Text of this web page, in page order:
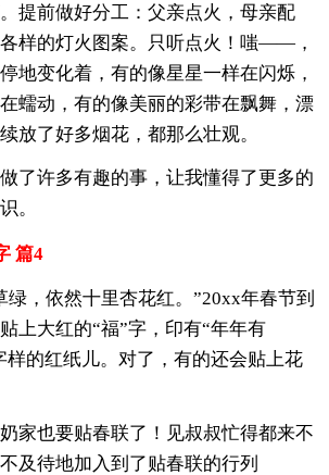
提前做好分工：父亲点火，母亲配
样的灯火图案。只听点火！嗤——，
地变化着，有的像星星一样在闪烁，
蠕动，有的像美丽的彩带在飘舞，漂
放了好多烟花，都那么壮观。
了许多有趣的事，让我懂得了更多的
。
篇4
绿，依然十里杏花红。”20xx年春节到
上大红的“福”字，印有“年年有
样的红纸儿。对了，有的还会贴上花
家也要贴春联了！见叔叔忙得都来不
及待地加入到了贴春联的行列